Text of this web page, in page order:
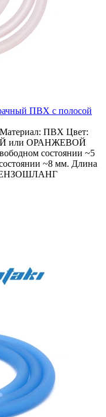
ПВХ с полосой
ПВХ Цвет:
или ОРАНЖЕВОЙ
состоянии ~5
~8 мм. Длина